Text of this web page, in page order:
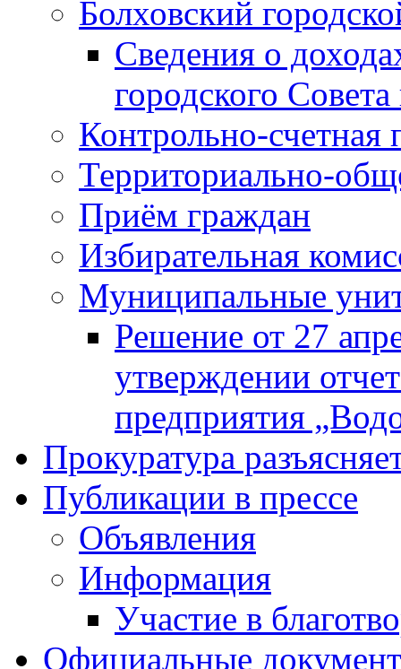
Болховский
Сведения о
городского
Контрольно-счетная
Территориально-
Приём граждан
Избирательная
Муниципальные
Решение от 27
утверждении
предприятия
Прокуратура
Публикации в прессе
Объявления
Информация
Участие в
Официальные